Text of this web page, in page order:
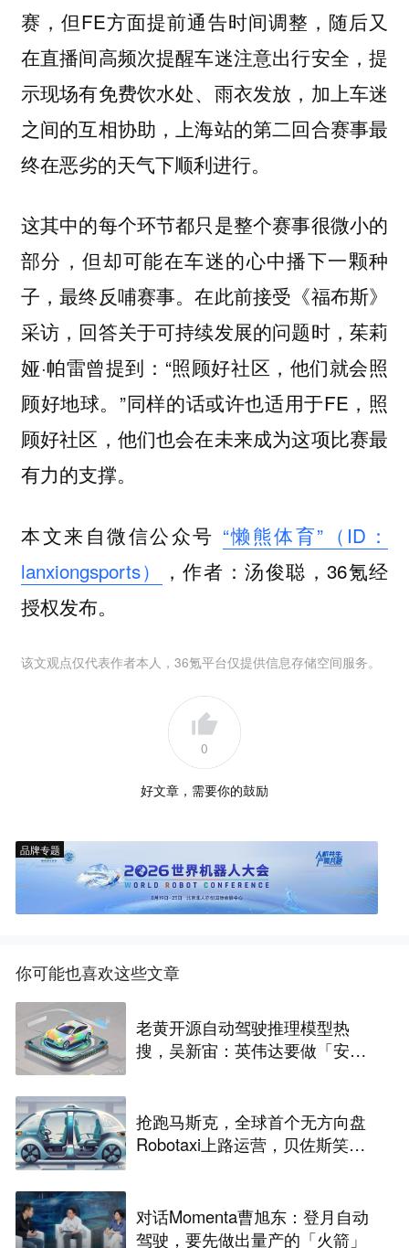
赛，但FE方面提前通告时间调整，随后又
在直播间高频次提醒车迷注意出行安全，提
示现场有免费饮水处、雨衣发放，加上车迷
之间的互相协助，上海站的第二回合赛事最
终在恶劣的天气下顺利进行。
这其中的每个环节都只是整个赛事很微小的
部分，但却可能在车迷的心中播下一颗种
子，最终反哺赛事。在此前接受《福布斯》
采访，回答关于可持续发展的问题时，茱莉
娅·帕雷曾提到：“照顾好社区，他们就会照
顾好地球。”同样的话或许也适用于FE，照
顾好社区，他们也会在未来成为这项比赛最
有力的支撑。
本文来自微信公众号 “懒熊体育”（ID：
lanxiongsports）
，作者：汤俊聪，36氪经
授权发布。
该文观点仅代表作者本人，36氪平台仅提供信息存储空间服务。
0
好文章，需要你的鼓励
品牌专题
你可能也喜欢这些文章
老黄开源自动驾驶推理模型热
搜，吴新宙：英伟达要做「安
抢跑马斯克，全球首个无方向盘
Robotaxi上路运营，贝佐斯笑麻
对话Momenta曹旭东：登月自动
驾驶，要先做出量产的「火箭」